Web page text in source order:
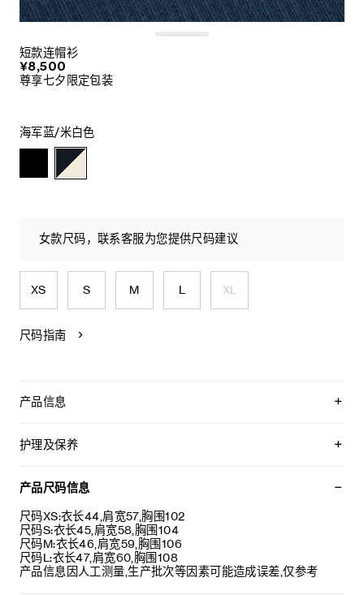
短款连帽衫
¥8,500
尊享七夕限定包装
海军蓝/米白色
女款尺码，联系客服为您提供尺码建议
XS S M L XL
尺码指南
产品信息
TRIOMPHE刺绣
兜帽，设有可调节抽绳，金属箍镌刻CELINE PARIS字样
葡萄牙制造
编号：RY0OL1233.07OW
护理及保养
仅使用不含漂白剂的洗衣产品。
悬挂晾干，无需脱水。
最高熨烫温度：110°C / 230°F
不可使用蒸汽。
不可干洗。
产品尺码信息
尺码XS:衣长44,肩宽57,胸围102
尺码S:衣长45,肩宽58,胸围104
尺码M:衣长46,肩宽59,胸围106
尺码L:衣长47,肩宽60,胸围108
产品信息因人工测量,生产批次等因素可能造成误差,仅参考